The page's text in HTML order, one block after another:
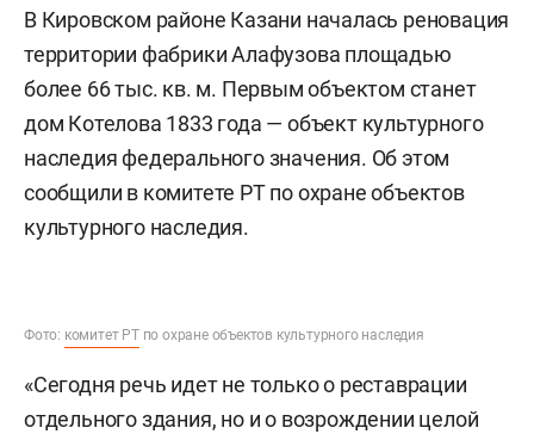
В Кировском районе Казани началась реновация
территории фабрики Алафузова площадью
более 66 тыс. кв. м. Первым объектом станет
дом Котелова 1833 года — объект культурного
наследия федерального значения. Об этом
сообщили в комитете РТ по охране объектов
культурного наследия.
Фото: комитет РТпо охране объектов культурного наследия
«Сегодня речь идет не только о реставрации
отдельного здания, но и о возрождении целой